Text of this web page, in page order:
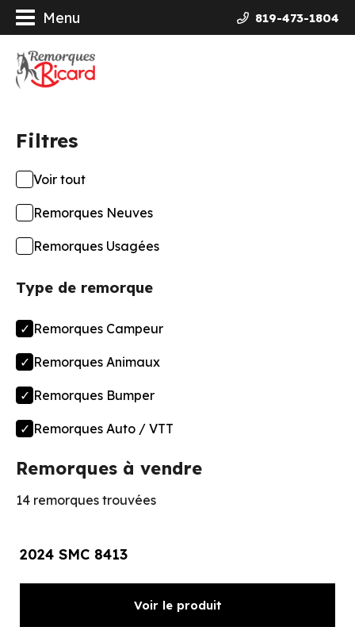
Menu 819-473-1804
nous
Filtres
Voir tout
Remorques Neuves
Remorques Usagées
Type de remorque
Remorques Campeur
Remorques Animaux
Remorques Bumper
Remorques Auto / VTT
Remorques à vendre
14 remorques trouvées
2024 SMC 8413
Voir le produit